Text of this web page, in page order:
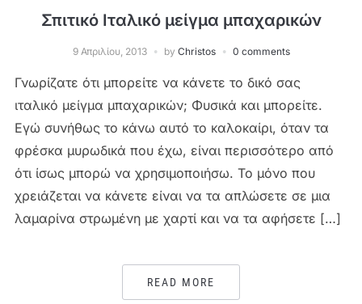
Σπιτικό Ιταλικό μείγμα μπαχαρικών
9 Απριλίου, 2013 by Christos 0 comments
Γνωρίζατε ότι μπορείτε να κάνετε το δικό σας
ιταλικό μείγμα μπαχαρικών; Φυσικά και μπορείτε.
Εγώ συνήθως το κάνω αυτό το καλοκαίρι, όταν τα
φρέσκα μυρωδικά που έχω, είναι περισσότερο από
ότι ίσως μπορώ να χρησιμοποιήσω. Το μόνο που
χρειάζεται να κάνετε είναι να τα απλώσετε σε μια
λαμαρίνα στρωμένη με χαρτί και να τα αφήσετε […]
READ MORE